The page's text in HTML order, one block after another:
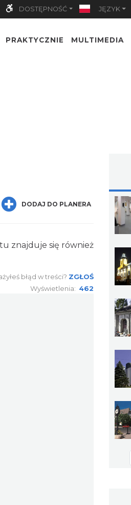
DOSTĘPNOŚĆ JĘZYK
PRAKTYCZNIE MULTIMEDIA
DODAJ DO PLANERA
znajduje się również
błąd w treści? ZGŁOŚ
Wyświetlenia: 462